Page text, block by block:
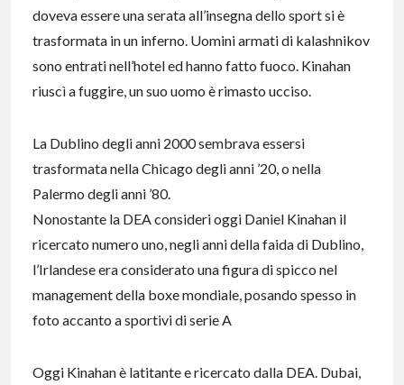
doveva essere una serata all’insegna dello sport si è
trasformata in un inferno. Uomini armati di kalashnikov
sono entrati nell’hotel ed hanno fatto fuoco. Kinahan
riuscì a fuggire, un suo uomo è rimasto ucciso.
La Dublino degli anni 2000 sembrava essersi
trasformata nella Chicago degli anni ’20, o nella
Palermo degli anni ’80.
Nonostante la DEA consideri oggi Daniel Kinahan il
ricercato numero uno, negli anni della faida di Dublino,
l’Irlandese era considerato una figura di spicco nel
management della boxe mondiale, posando spesso in
foto accanto a sportivi di serie A
Oggi Kinahan è latitante e ricercato dalla DEA. Dubai,